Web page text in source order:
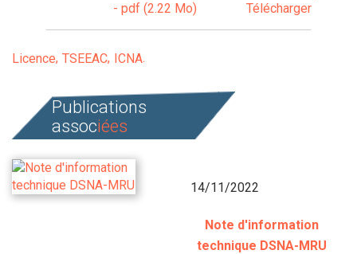
- pdf (2.22 Mo)
Télécharger
Licence TSEEAC ICNA
Publications
associées
14/11/2022
Note d'information
technique DSNA-MRU